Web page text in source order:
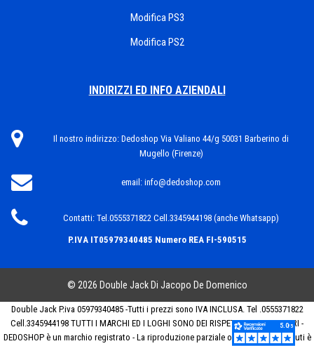
Modifica PS3
Modifica PS2
INDIRIZZI ED INFO AZIENDALI
Il nostro indirizzo: Dedoshop Via Valiano 44/g 50031 Barberino di
Mugello (Firenze)
email: info@dedoshop.com
Contatti: Tel.0555371822 Cell.3345944198 (anche Whatsapp)
P.IVA IT05979340485 Numero REA FI-590515
© 2026 Double Jack Di Jacopo De Domenico
Double Jack P.iva 05979340485 -Tutti i prezzi sono IVA INCLUSA. Tel .0555371822
Cell.3345944198 TUTTI I MARCHI ED I LOGHI SONO DEI RISPETTIVI PROPRIETARI -
DEDOSHOP è un marchio registrato - La riproduzione parziale o totale dei contenuti è